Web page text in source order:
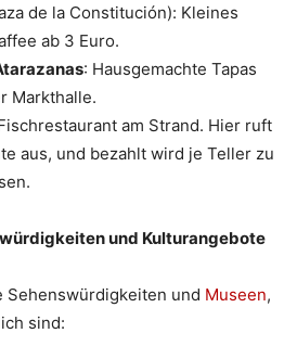
de la Constitución): Kleines
ab 3 Euro.
: Hausgemachte Tapas
Markthalle.
am Strand. Hier ruft
aus, und bezahlt wird je Teller zu
und Kulturangebote
Sehenswürdigkeiten und Museen,
sind: